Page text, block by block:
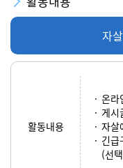
자
활동내용
온라
게시
자살
긴급
(선